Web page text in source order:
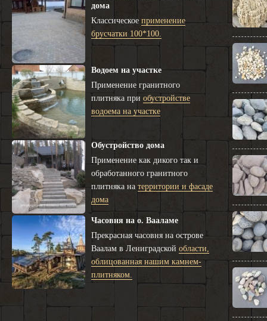
дома
Классическоеприменение
брусчатки 100*100.
Водоем на участке
Применение гранитного
плитняка приобустройстве
водоема на участке
Обустройство дома
Применение как дикого так и
обработанного гранитного
плитняка натерритории и фасаде
дома
Часовня на о. Вааламе
Прекрасная часовня на острове
Ваалам в Лениградскойобласти,
облицованная нашим камнем-
плитняком.